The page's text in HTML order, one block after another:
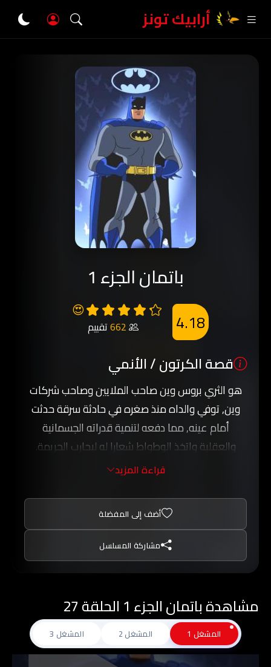
أرابيك تونز
باتمان الجزء 1
😍
662تقييم 4.18
قصة الكرتون / الأنمي
هو الثري بروس وين صاحب الملايين وصاحب شركات
وين, توفي والداه منذ صغره في حادثة سرقة حدثت
أمام عينه, مما دفعه لتنمية قدراته الجسمانية
والعقلية واتخذ الوطواط شعارا له ليحارب الجريمة.
على عكس جميع الأبطال الخياليين لا يمتلك باتمان أي
والعلم وذكاءه وثروته وقوته الجسمانية في حربه ضد
الجريمة.
يحارب باتمان في المدينة الخيالية غوثام, ويساعده
العديد من الشخصيات مثل شريكه في محاربة الجريمة
روبن وخادمه ألفريد ومفوض الشرطة جيم جوردون
والمرأة الوطواط، أما أعداؤه فهم الجوكر والبطريق
وذو الوجهين وريدلر ورأس الغول.
قراءة المزيد
أضف إلى المفضلة
مشاركة المسلسل
مشاهدة باتمان الجزء 1 الحلقة 27
المشغل 1 المشغل 2 المشغل 3